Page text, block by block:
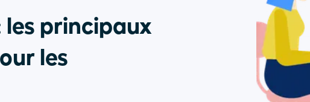
principaux
les